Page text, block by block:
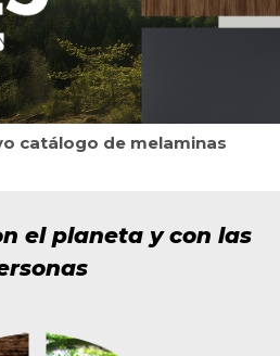
catálogo de melaminas
el planeta y con las